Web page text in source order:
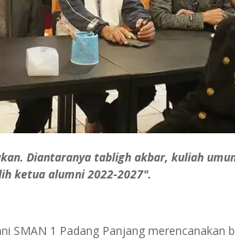
Diantaranya tabligh akbar, kuliah
ketua alumni 2022-2027".
SMAN 1 Padang Panjang merencanakan